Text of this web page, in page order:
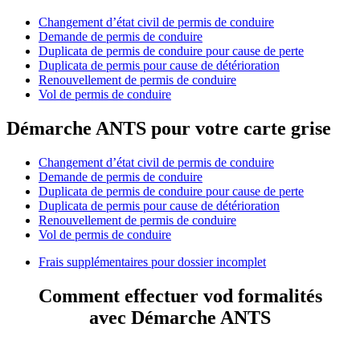
Changement d’état civil de permis de conduire
Demande de permis de conduire
Duplicata de permis de conduire pour cause de perte
Duplicata de permis pour cause de détérioration
Renouvellement de permis de conduire
Vol de permis de conduire
Démarche ANTS pour votre carte grise
Changement d’état civil de permis de conduire
Demande de permis de conduire
Duplicata de permis de conduire pour cause de perte
Duplicata de permis pour cause de détérioration
Renouvellement de permis de conduire
Vol de permis de conduire
Frais supplémentaires pour dossier incomplet
Comment effectuer vod formalités
avec Démarche ANTS